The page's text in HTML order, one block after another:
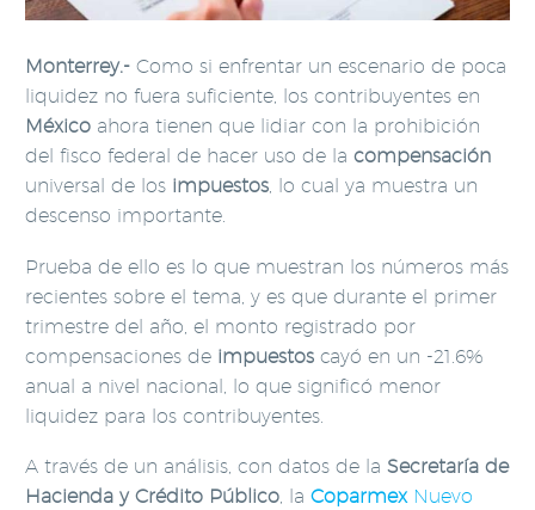
Monterrey.- Como si enfrentar un escenario de poca
liquidez no fuera suficiente, los contribuyentes en
México ahora tienen que lidiar con la prohibición
del fisco federal de hacer uso de la compensación
universal de los impuestos, lo cual ya muestra un
descenso importante.
Prueba de ello es lo que muestran los números más
recientes sobre el tema, y es que durante el primer
trimestre del año, el monto registrado por
compensaciones de impuestos cayó en un -21.6%
anual a nivel nacional, lo que significó menor
liquidez para los contribuyentes.
A través de un análisis, con datos de la Secretaría de
Hacienda y Crédito Público, la CoparmexNuevo